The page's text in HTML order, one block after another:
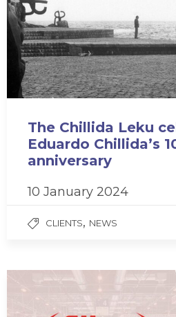
The Chillida Leku
Eduardo Chillida’s
anniversary
10 January 2024
CLIENTS, NEWS